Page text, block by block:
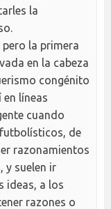
la
la primera
en la cabeza
congénito
líneas
cuando
de
razonamientos
y suelen ir
ideas, a los
razones o